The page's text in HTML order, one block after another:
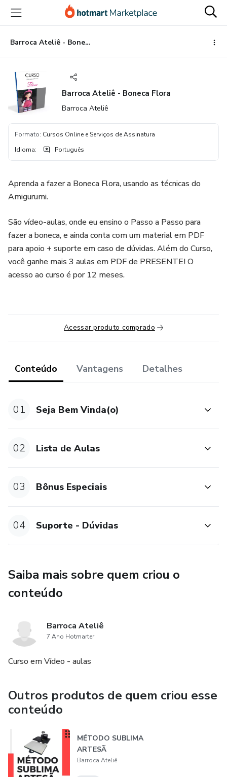
para
conteúdo
principal
para
pagamento
para
rodapé
Barroca Ateliê - Boneca Flora
Barroca Ateliê - Boneca Flora
Barroca Ateliê
Formato: Cursos Online e Serviços de Assinatura
Idioma: Português
Aprenda a fazer a Boneca Flora, usando as técnicas do
Amigurumi.
São vídeo-aulas, onde eu ensino o Passo a Passo para
fazer a boneca, e ainda conta com um material em PDF
para apoio + suporte em caso de dúvidas. Além do Curso,
você ganhe mais 3 aulas em PDF de PRESENTE! O
acesso ao curso é por 12 meses.
Acessar produto comprado
Conteúdo Vantagens Detalhes
01 Seja Bem Vinda(o)
02 Lista de Aulas
03 Bônus Especiais
04 Suporte - Dúvidas
Saiba mais sobre quem criou o
conteúdo
Barroca Ateliê
7 Ano Hotmarter
Curso em Vídeo - aulas
Outros produtos de quem criou esse
conteúdo
MÉTODO SUBLIMA
ARTESÃ
Barroca Ateliê